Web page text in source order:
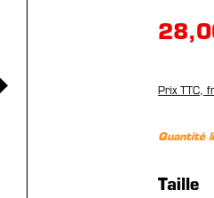
Prix TTC,
Quantité
Taille